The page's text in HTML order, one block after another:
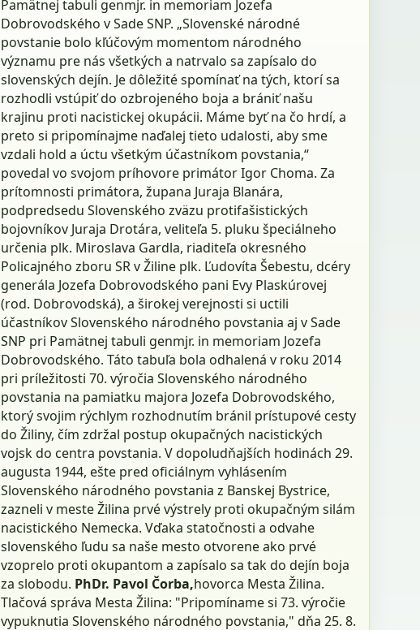
Pamätnej tabuli genmjr. in memoriam Jozefa
Dobrovodského v Sade SNP. „Slovenské národné
povstanie bolo kľúčovým momentom národného
významu pre nás všetkých a natrvalo sa zapísalo do
slovenských dejín. Je dôležité spomínať na tých, ktorí sa
rozhodli vstúpiť do ozbrojeného boja a brániť našu
krajinu proti nacistickej okupácii. Máme byť na čo hrdí, a
preto si pripomínajme naďalej tieto udalosti, aby sme
vzdali hold a úctu všetkým účastníkom povstania,“
povedal vo svojom príhovore primátor Igor Choma. Za
prítomnosti primátora, župana Juraja Blanára,
podpredsedu Slovenského zväzu protifašistických
bojovníkov Juraja Drotára, veliteľa 5. pluku špeciálneho
určenia plk. Miroslava Gardla, riaditeľa okresného
Policajného zboru SR v Žiline plk. Ľudovíta Šebestu, dcéry
generála Jozefa Dobrovodského pani Evy Plaskúrovej
(rod. Dobrovodská), a širokej verejnosti si uctili
účastníkov Slovenského národného povstania aj v Sade
SNP pri Pamätnej tabuli genmjr. in memoriam Jozefa
Dobrovodského. Táto tabuľa bola odhalená v roku 2014
pri príležitosti 70. výročia Slovenského národného
povstania na pamiatku majora Jozefa Dobrovodského,
ktorý svojim rýchlym rozhodnutím bránil prístupové cesty
do Žiliny, čím zdržal postup okupačných nacistických
vojsk do centra povstania. V dopoludňajších hodinách 29.
augusta 1944, ešte pred oficiálnym vyhlásením
Slovenského národného povstania z Banskej Bystrice,
zazneli v meste Žilina prvé výstrely proti okupačným silám
nacistického Nemecka. Vďaka statočnosti a odvahe
slovenského ľudu sa naše mesto otvorene ako prvé
vzoprelo proti okupantom a zapísalo sa tak do dejín boja
za slobodu. PhDr. Pavol Čorba,hovorca Mesta Žilina.
Tlačová správa Mesta Žilina: "Pripomíname si 73. výročie
vypuknutia Slovenského národného povstania," dňa 25. 8.